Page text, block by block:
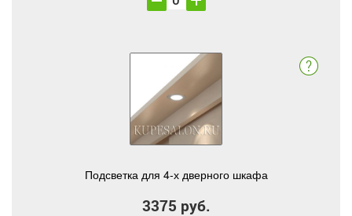
Подсветка для 4-х дверного шкафа
3375 руб.